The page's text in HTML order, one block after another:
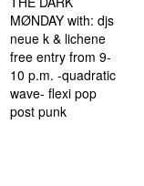
MØNDAY with: djs
neue k & lichene
free entry from 9-
10 p.m. -quadratic
wave- flexi pop
post punk